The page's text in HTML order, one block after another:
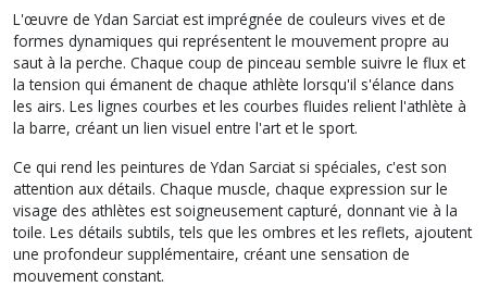
L'œuvre de Ydan Sarciat est imprégnée de couleurs vives et de
formes dynamiques qui représentent le mouvement propre au
saut à la perche. Chaque coup de pinceau semble suivre le flux et
la tension qui émanent de chaque athlète lorsqu'il s'élance dans
les airs. Les lignes courbes et les courbes fluides relient l'athlète à
la barre, créant un lien visuel entre l'art et le sport.
Ce qui rend les peintures de Ydan Sarciat si spéciales, c'est son
attention aux détails. Chaque muscle, chaque expression sur le
visage des athlètes est soigneusement capturé, donnant vie à la
toile. Les détails subtils, tels que les ombres et les reflets, ajoutent
une profondeur supplémentaire, créant une sensation de
mouvement constant.